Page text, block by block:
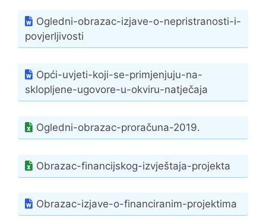
Ogledni-obrazac-izjave-o-nepristranosti-i-
povjerljivosti
Opći-uvjeti-koji-se-primjenjuju-na-
sklopljene-ugovore-u-okviru-natječaja
Ogledni-obrazac-proračuna-2019.
Obrazac-financijskog-izvještaja-projekta
Obrazac-izjave-o-financiranim-projektima